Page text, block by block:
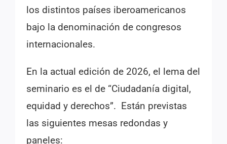
los distintos países iberoamericanos
bajo la denominación de congresos
internacionales.
En la actual edición de 2026, el lema del
seminario es el de “Ciudadanía digital,
equidad y derechos”. Están previstas
las siguientes mesas redondas y
paneles: